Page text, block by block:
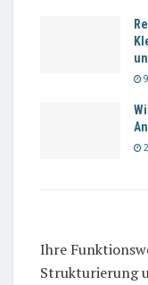
Ihre
Strukturierung